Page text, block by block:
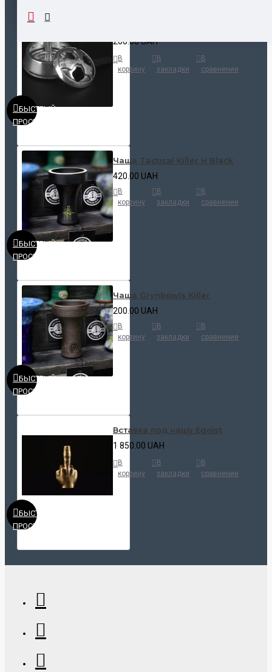
БЫСТРЫЙ
ПРОСМОТР
200.00 UAH
В
корзину
В
закладки
В
сравнение
БЫСТРЫЙ
ПРОСМОТР
Чаша Tactical Killer H Black
420.00 UAH
В
корзину
В
закладки
В
сравнение
БЫСТРЫЙ
ПРОСМОТР
Чаша Grynbowls Killer
200.00 UAH
В
корзину
В
закладки
В
сравнение
БЫСТРЫЙ
ПРОСМОТР
Вставка под чашу Egoist
1 850.00 UAH
В
корзину
В
закладки
В
сравнение